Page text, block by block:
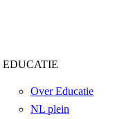
EDUCATIE
Over Educatie
NL plein